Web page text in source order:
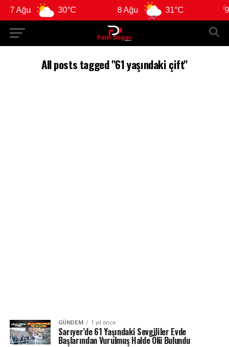
7 Ağu 30°C 8 Ağu 31°C 9
All posts tagged "61 yaşındaki çift"
GÜNDEM 1 yıl önce
Sarıyer’de 61 Yaşındaki Sevgililer Evde
Başlarından Vurulmuş Halde Ölü Bulundu